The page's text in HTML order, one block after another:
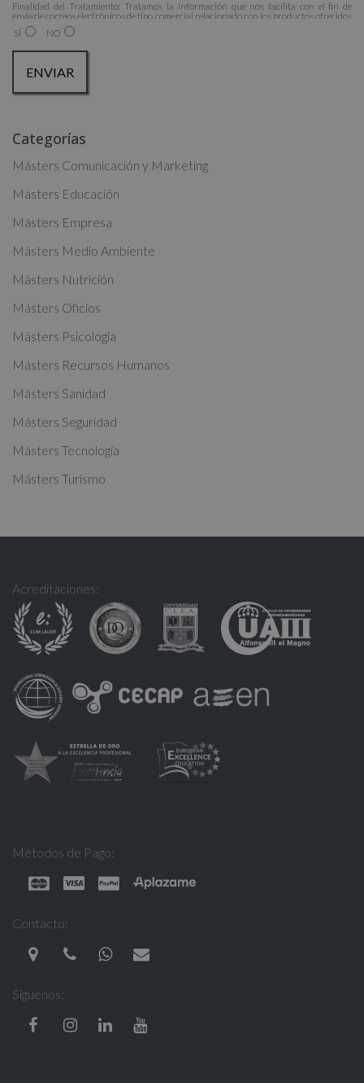
Finalidad del Tratamiento: Tratamos la información que nos facilita con el fin de
enviarle correos electrónicos de tipo comercial relacionado con los productos ofrecidos
y otros tipo de productos que fueran de su interés.
Legitimación del tratamiento: Consentimiento del interesado.
la dirección admin@grupoesneca.com.
Desea recibir información comercial (vía telefónica y/o email):
SÍ NO
l
t
n
a
t
v
e
:
Categorías
Másters Comunicación y Marketing
Másters Educación
Másters Empresa
Másters Medio Ambiente
Másters Nutrición
Másters Oficios
Másters Psicología
Másters Recursos Humanos
Másters Sanidad
Másters Seguridad
Másters Tecnología
Másters Turismo
Acreditaciones:
Métodos de Pago:
Contacto:
Síguenos: